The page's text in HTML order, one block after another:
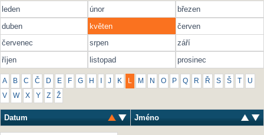
leden únor
březen
duben
květen
červen
červenec
srpen
září
říjen
listopad prosinec
A B C Č D E F G H J K L M N O P Q R Ř S Š U
V W X Y Z Ž
Datum Jméno